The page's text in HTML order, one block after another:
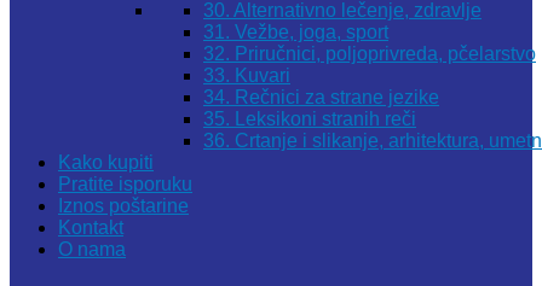
30. Alternativno lečenje, zdravlje
31. Vežbe, joga, sport
32. Priručnici, poljoprivreda, pčelarstvo
33. Kuvari
34. Rečnici za strane jezike
35. Leksikoni stranih reči
36. Crtanje i slikanje, arhitektura,
Kako kupiti
Pratite isporuku
Iznos poštarine
Kontakt
O nama